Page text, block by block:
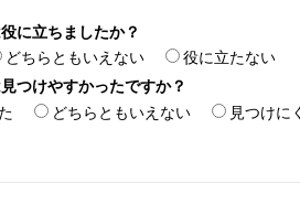
に立ちましたか？
どちらともいえない
役に立たない
つけやすかったですか？
どちらともいえない 見つけに